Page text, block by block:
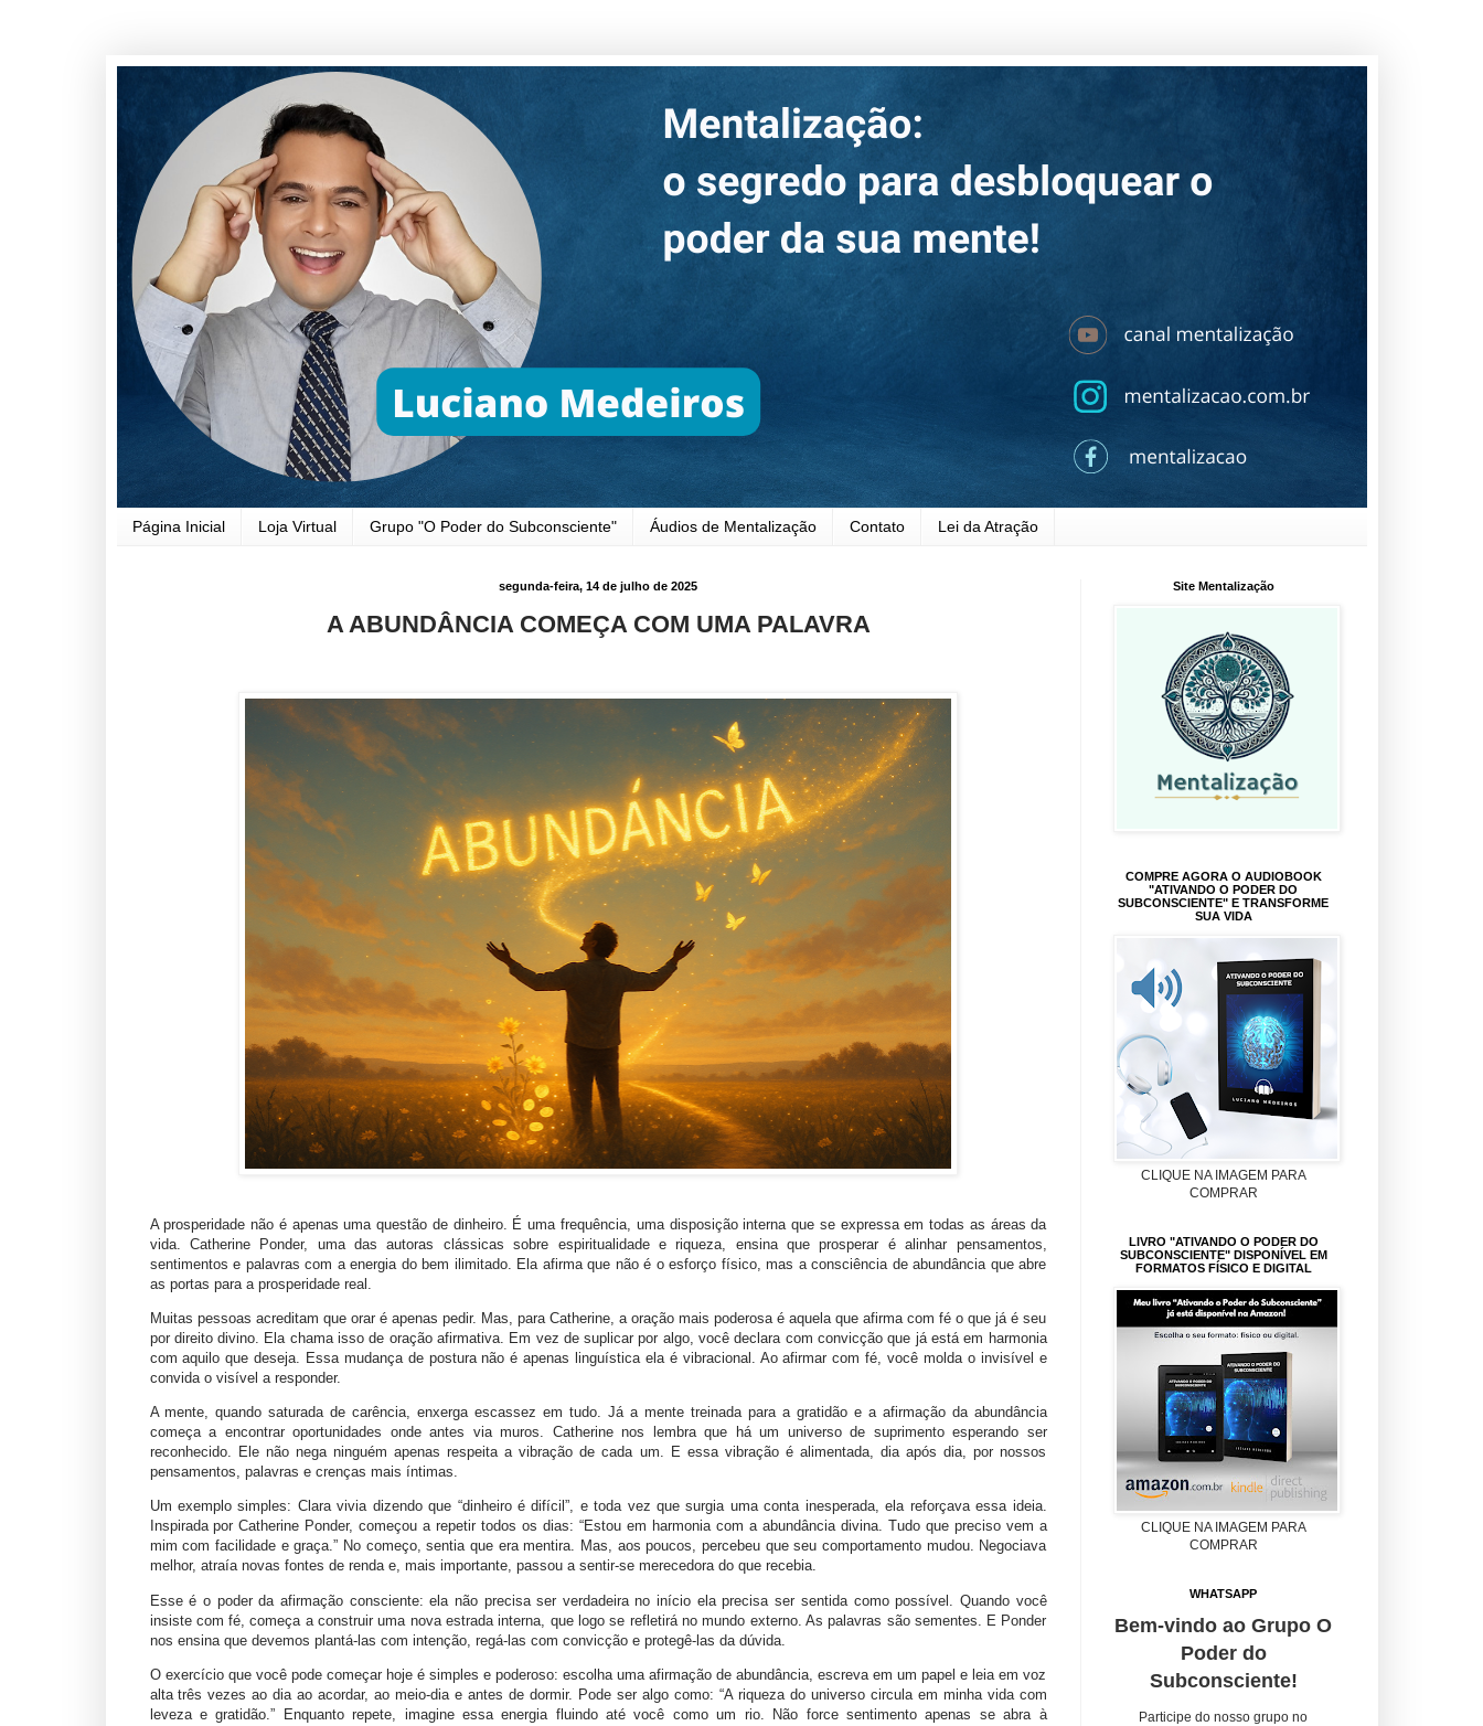
Página Inicial Loja Virtual Grupo "O Poder do Subconsciente" Áudios de Mentalização Contato Lei da Atração
segunda-feira, 14 de julho de 2025
A ABUNDÂNCIA COMEÇA COM UMA PALAVRA
A prosperidade não é apenas uma questão de dinheiro. É uma frequência, uma disposição interna que se expressa em todas as áreas da
vida. Catherine Ponder, uma das autoras clássicas sobre espiritualidade e riqueza, ensina que prosperar é alinhar pensamentos,
sentimentos e palavras com a energia do bem ilimitado. Ela afirma que não é o esforço físico, mas a consciência de abundância que abre
as portas para a prosperidade real.
Muitas pessoas acreditam que orar é apenas pedir. Mas, para Catherine, a oração mais poderosa é aquela que afirma com fé o que já é seu
por direito divino. Ela chama isso de oração afirmativa. Em vez de suplicar por algo, você declara com convicção que já está em harmonia
com aquilo que deseja. Essa mudança de postura não é apenas linguística ela é vibracional. Ao afirmar com fé, você molda o invisível e
convida o visível a responder.
A mente, quando saturada de carência, enxerga escassez em tudo. Já a mente treinada para a gratidão e a afirmação da abundância
começa a encontrar oportunidades onde antes via muros. Catherine nos lembra que há um universo de suprimento esperando ser
reconhecido. Ele não nega ninguém apenas respeita a vibração de cada um. E essa vibração é alimentada, dia após dia, por nossos
pensamentos, palavras e crenças mais íntimas.
Um exemplo simples: Clara vivia dizendo que “dinheiro é difícil”, e toda vez que surgia uma conta inesperada, ela reforçava essa ideia.
Inspirada por Catherine Ponder, começou a repetir todos os dias: “Estou em harmonia com a abundância divina. Tudo que preciso vem a
mim com facilidade e graça.” No começo, sentia que era mentira. Mas, aos poucos, percebeu que seu comportamento mudou. Negociava
melhor, atraía novas fontes de renda e, mais importante, passou a sentir-se merecedora do que recebia.
Esse é o poder da afirmação consciente: ela não precisa ser verdadeira no início ela precisa ser sentida como possível. Quando você
insiste com fé, começa a construir uma nova estrada interna, que logo se refletirá no mundo externo. As palavras são sementes. E Ponder
nos ensina que devemos plantá-las com intenção, regá-las com convicção e protegê-las da dúvida.
O exercício que você pode começar hoje é simples e poderoso: escolha uma afirmação de abundância, escreva em um papel e leia em voz
alta três vezes ao dia ao acordar, ao meio-dia e antes de dormir. Pode ser algo como: “A riqueza do universo circula em minha vida com
leveza e gratidão.” Enquanto repete, imagine essa energia fluindo até você como um rio. Não force sentimento apenas se abra à
Site Mentalização
COMPRE AGORA O AUDIOBOOK
"ATIVANDO O PODER DO
SUBCONSCIENTE" E TRANSFORME
SUA VIDA
CLIQUE NA IMAGEM PARA
COMPRAR
LIVRO "ATIVANDO O PODER DO
SUBCONSCIENTE" DISPONÍVEL EM
FORMATOS FÍSICO E DIGITAL
CLIQUE NA IMAGEM PARA
COMPRAR
WHATSAPP
Bem-vindo ao Grupo O
Poder do
Subconsciente!
Participe do nosso grupo no